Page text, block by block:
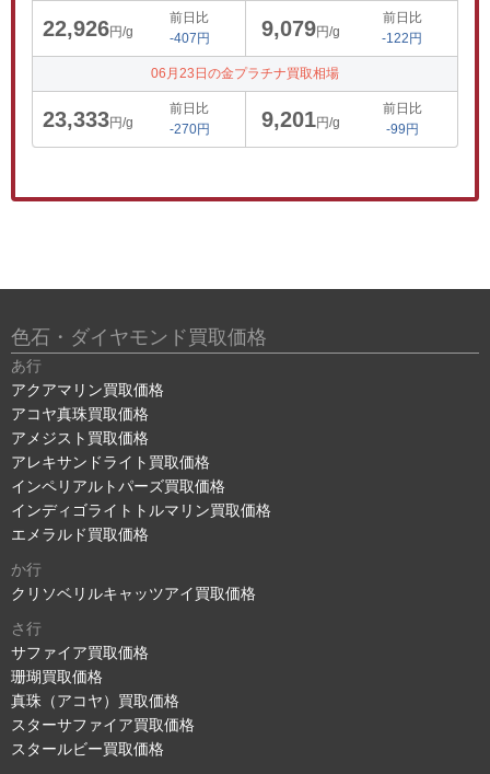
22,926円/g
前日比
-407円
9,079円/g
前日比
-122円
06月23日の金プラチナ買取相場
23,333円/g
前日比
-270円
9,201円/g
前日比
-99円
色石・ダイヤモンド買取価格
あ行
アクアマリン買取価格
アコヤ真珠買取価格
アメジスト買取価格
アレキサンドライト買取価格
インペリアルトパーズ買取価格
インディゴライトトルマリン買取価格
エメラルド買取価格
か行
クリソベリルキャッツアイ買取価格
さ行
サファイア買取価格
珊瑚買取価格
真珠（アコヤ）買取価格
スターサファイア買取価格
スタールビー買取価格